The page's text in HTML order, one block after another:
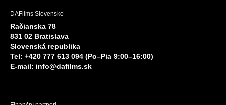
DAFilms Slovensko
Račianska 78
831 02 Bratislava
Slovenská republika
Tel: +420 777 613 094 (Po–Pia 9:00–16:00)
E-mail: info@dafilms.sk